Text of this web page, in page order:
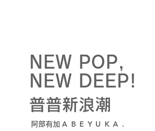
NEW POP,
NEW DEEP!
普普新浪潮
阿部有加 ABEYUKA.